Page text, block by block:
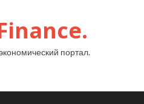
портал.